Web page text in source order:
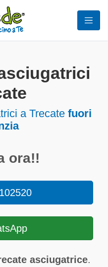
a Trecate fuori
ora!!
asciugatrice.